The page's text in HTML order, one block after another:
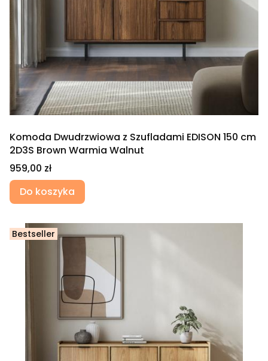
Komoda Dwudrzwiowa z Szufladami EDISON 150 cm
2D3S Brown Warmia Walnut
Cena
959,00 zł
Do koszyka
Bestseller